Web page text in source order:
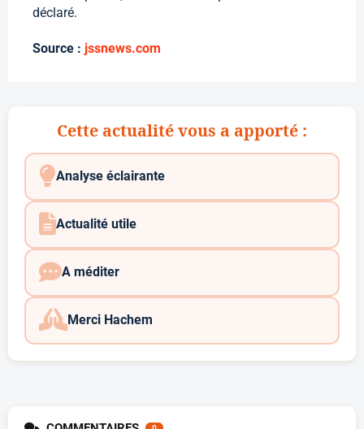
déclaré.
Source : jssnews.com
Cette actualité vous a apporté :
Analyse éclairante
Actualité utile
A méditer
Merci Hachem